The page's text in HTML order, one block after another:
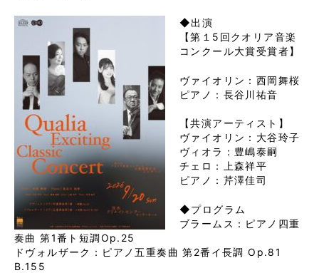
◆出演
【第１5回クオリア音楽
コンクール大賞受賞者】
ヴァイオリン：西岡舞桜
ピアノ：長谷川祐音
【共演アーティスト】
ヴァイオリン：大谷玲子
ヴィオラ：豊嶋泰嗣
チェロ：上森祥平
ピアノ：芹澤佳司
◆プログラム
ブラームス：ピアノ四重
奏曲 第1番ト短調Op.25
ドヴォルザーク：ピアノ五重奏曲 第2番イ長調 Op.81
B.155